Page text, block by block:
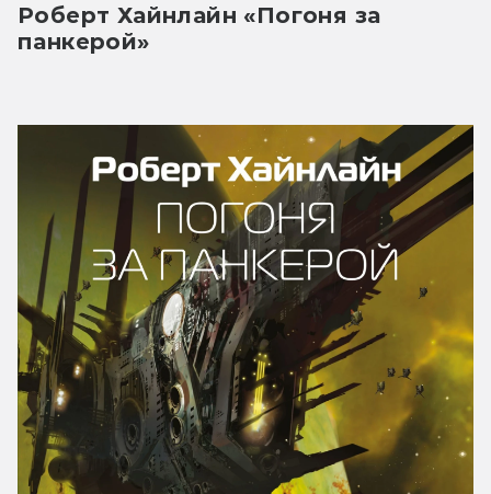
Роберт Хайнлайн «Погоня за
панкерой»